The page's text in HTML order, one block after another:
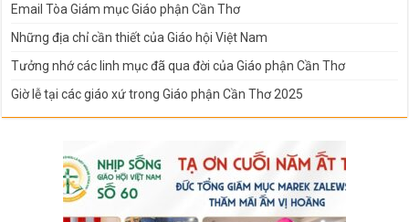
Email Tòa Giám mục Giáo phận Cần Thơ
Những địa chỉ cần thiết của Giáo hội Việt Nam
Tưởng nhớ các linh mục đã qua đời của Giáo phận Cần Thơ
Giờ lễ tại các giáo xứ trong Giáo phận Cần Thơ 2025